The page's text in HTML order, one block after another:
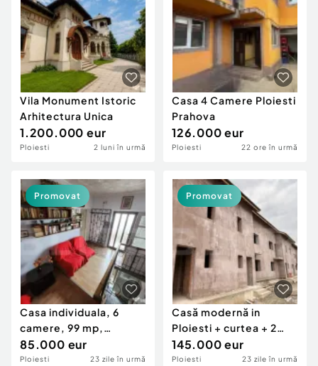
Vila Monument Istoric
Arhitectura Unica
1.200.000 eur
Ploiesti 2 luni în urmă
Casa 4 Camere Ploiesti
Prahova
126.000 eur
Ploiesti 22 ore în urmă
Casa individuala, 6
camere, 99 mp,
semifinisata ,zona Est
85.000 eur
Ploiesti 23 zile în urmă
Promovat
Casă modernă in
Ploiesti + curtea + 2
locuri de parcare.
145.000 eur
Ploiesti 23 zile în urmă
Promovat